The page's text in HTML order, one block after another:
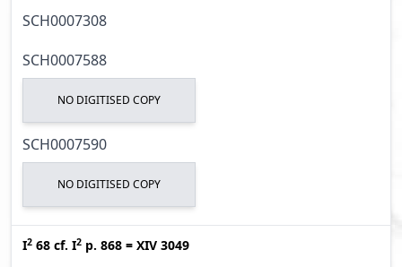
SCH0007308
SCH0007588
NO DIGITISED COPY
SCH0007590
NO DIGITISED COPY
I2 68 cf. I2 p. 868 = XIV 3049